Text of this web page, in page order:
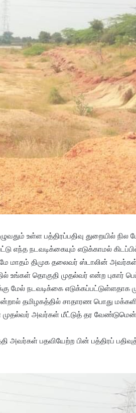
உள்ள பத்திரப்பதிவு துறையில் நில
எந்த நடவடிக்கையும் எடுக்காமல்
மே மாதம் திமுக தலைவர் ஸ்டாலின்
உங்கள் தொகுதி முதல்வர் என்ற புகார்
மேல் நடவடிக்கை எடுக்கப்பட்டுள்ளதாக
தமிழகத்தில் சாதாரண பொது
முதல்வர் அவர்கள் மீட்டுத் தர
அவர்கள் பதவியேற்ற பின் பத்திரப்